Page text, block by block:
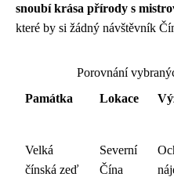
snoubí krása přírody s
které by si žádný návštěvník
Porovnání
Památka
Lokace
Velká
čínská zeď
Severní
Čína